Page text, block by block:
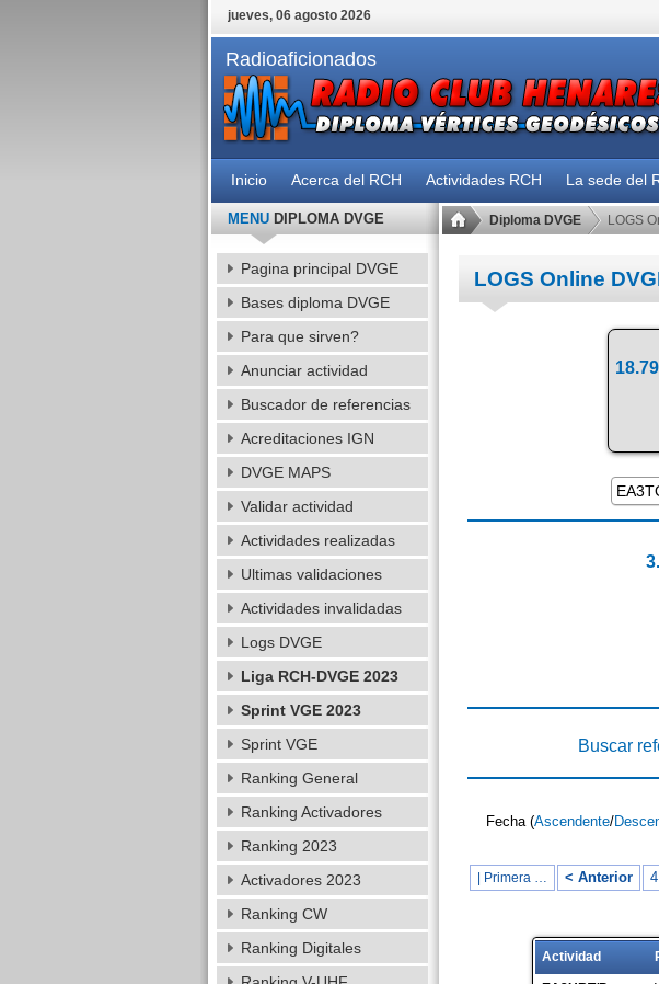
jueves, 06 agosto 2026
Radioaficionados
Inicio Acerca del RCH Actividades RCH La sede del
Diploma DVGE LOGS
LOGS Online
Buscar
Fecha (Ascendente/
| Primera … < Anterior 4
Actividad
MENUDIPLOMA DVGE
Pagina principal DVGE
Bases diploma DVGE
Para que sirven?
Anunciar actividad
Buscador de referencias
Acreditaciones IGN
DVGE MAPS
Validar actividad
Actividades realizadas
Ultimas validaciones
Actividades invalidadas
Logs DVGE
Liga RCH-DVGE 2023
Sprint VGE 2023
Sprint VGE
Ranking General
Ranking Activadores
Ranking 2023
Activadores 2023
Ranking CW
Ranking Digitales